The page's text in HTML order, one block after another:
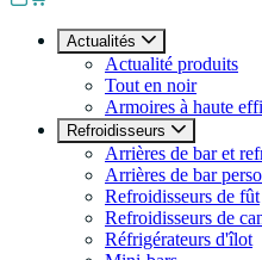
Actualités
Actualité produits
Tout en noir
Armoires à haute
Refroidisseurs
Arrières de bar et
Arrières de bar
Refroidisseurs de fût
Refroidisseurs de
Réfrigérateurs d'îlot